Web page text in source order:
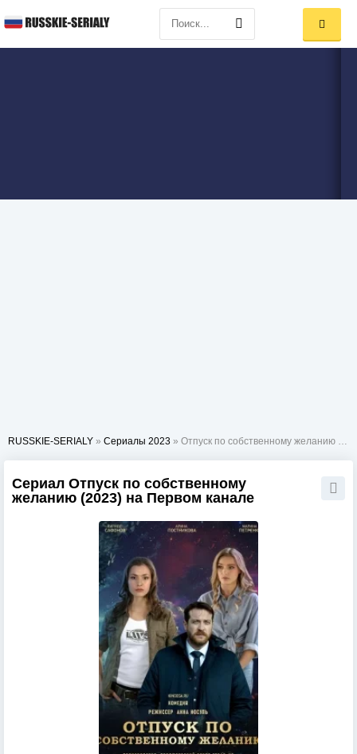
RUSSKIE-SERIALY » Сериалы 2023 » Отпуск по собственному желанию (Доктор Мартов)
Сериал Отпуск по собственному
желанию (2023) на Первом канале